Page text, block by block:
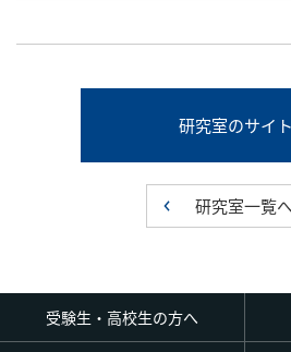
研究室のサイ
研究室一覧へ
受験生・高校生の方へ